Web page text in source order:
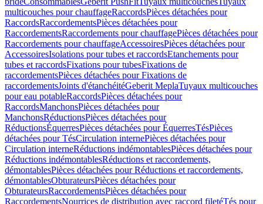
multicouches pour chauffageRaccordsPièces détachées pour
RaccordsRaccordementsPièces détachées pour
RaccordementsRaccordements pour chauffagePièces détachées pour
Raccordements pour chauffageAccessoiresPièces détachées pour
AccessoiresIsolations pour tubes et raccordsEtanchements pour
tubes et raccordsFixations pour tubesFixations de
raccordementsPièces détachées pour Fixations de
raccordementsJoints d'étanchéitéGeberit MeplaTuyaux multicouches
pour eau potableRaccordsPièces détachées pour
RaccordsManchonsPièces détachées pour
ManchonsRéductionsPièces détachées pour
RéductionsÉquerresPièces détachées pour ÉquerresTésPièces
détachées pour TésCirculation internePièces détachées pour
Circulation interneRéductions indémontablesPièces détachées pour
Réductions indémontablesRéductions et raccordements,
démontablesPièces détachées pour Réductions et raccordements,
démontablesObturateursPièces détachées pour
ObturateursRaccordementsPièces détachées pour
RaccordementsNourrices de distribution avec raccord filetéTés pour